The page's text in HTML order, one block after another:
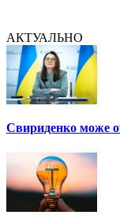
АКТУАЛЬНО
Свириденко може